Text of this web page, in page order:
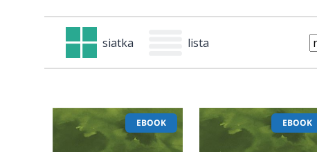
siatka lista
EBOOK EBOOK